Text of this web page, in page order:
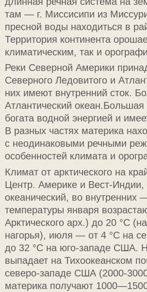
там — г. Миссисипи из
пресной воды находиться в
Территория континента
климатическим, так и
Реки Северной Америки
Северного Ледовитого и
них имеют внутренний сток.
Атлантический
богата водной энергией и
В разных частях материка
с неодинаковыми речными
особенностей климата и
Климат от арктического на
Центр. Америке и Вест-
океанический, во внутренних
температуры января
Арктического арх.) до 20 °C
нагорья), июля — от 4 °C на
до 32 °C на юго-западе США.
выпадает на Тихоокеанском
северо-западе США (2000-
материка получают